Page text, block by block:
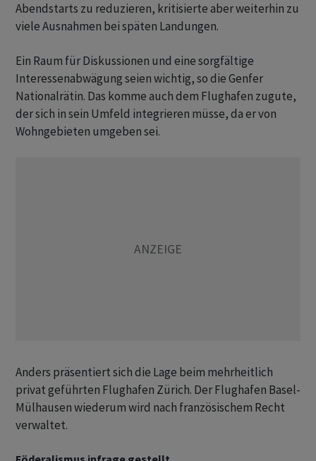
Abendstarts zu reduzieren, kritisierte aber weiterhin zu
viele Ausnahmen bei späten Landungen.
Ein Raum für Diskussionen und eine sorgfältige
Interessenabwägung seien wichtig, so die Genfer
Nationalrätin. Das komme auch dem Flughafen zugute,
der sich in sein Umfeld integrieren müsse, da er von
Wohngebieten umgeben sei.
Anders präsentiert sich die Lage beim mehrheitlich
privat geführten Flughafen Zürich. Der Flughafen Basel-
Mülhausen wiederum wird nach französischem Recht
verwaltet.